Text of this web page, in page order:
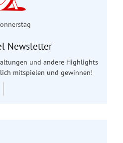
Newsletter
und andere Highlights
mitspielen und gewinnen!